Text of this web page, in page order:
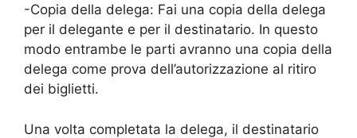
-Copia della delega: Fai una copia della delega
per il delegante e per il destinatario. In questo
modo entrambe le parti avranno una copia della
delega come prova dell’autorizzazione al ritiro
dei biglietti.
Una volta completata la delega, il destinatario